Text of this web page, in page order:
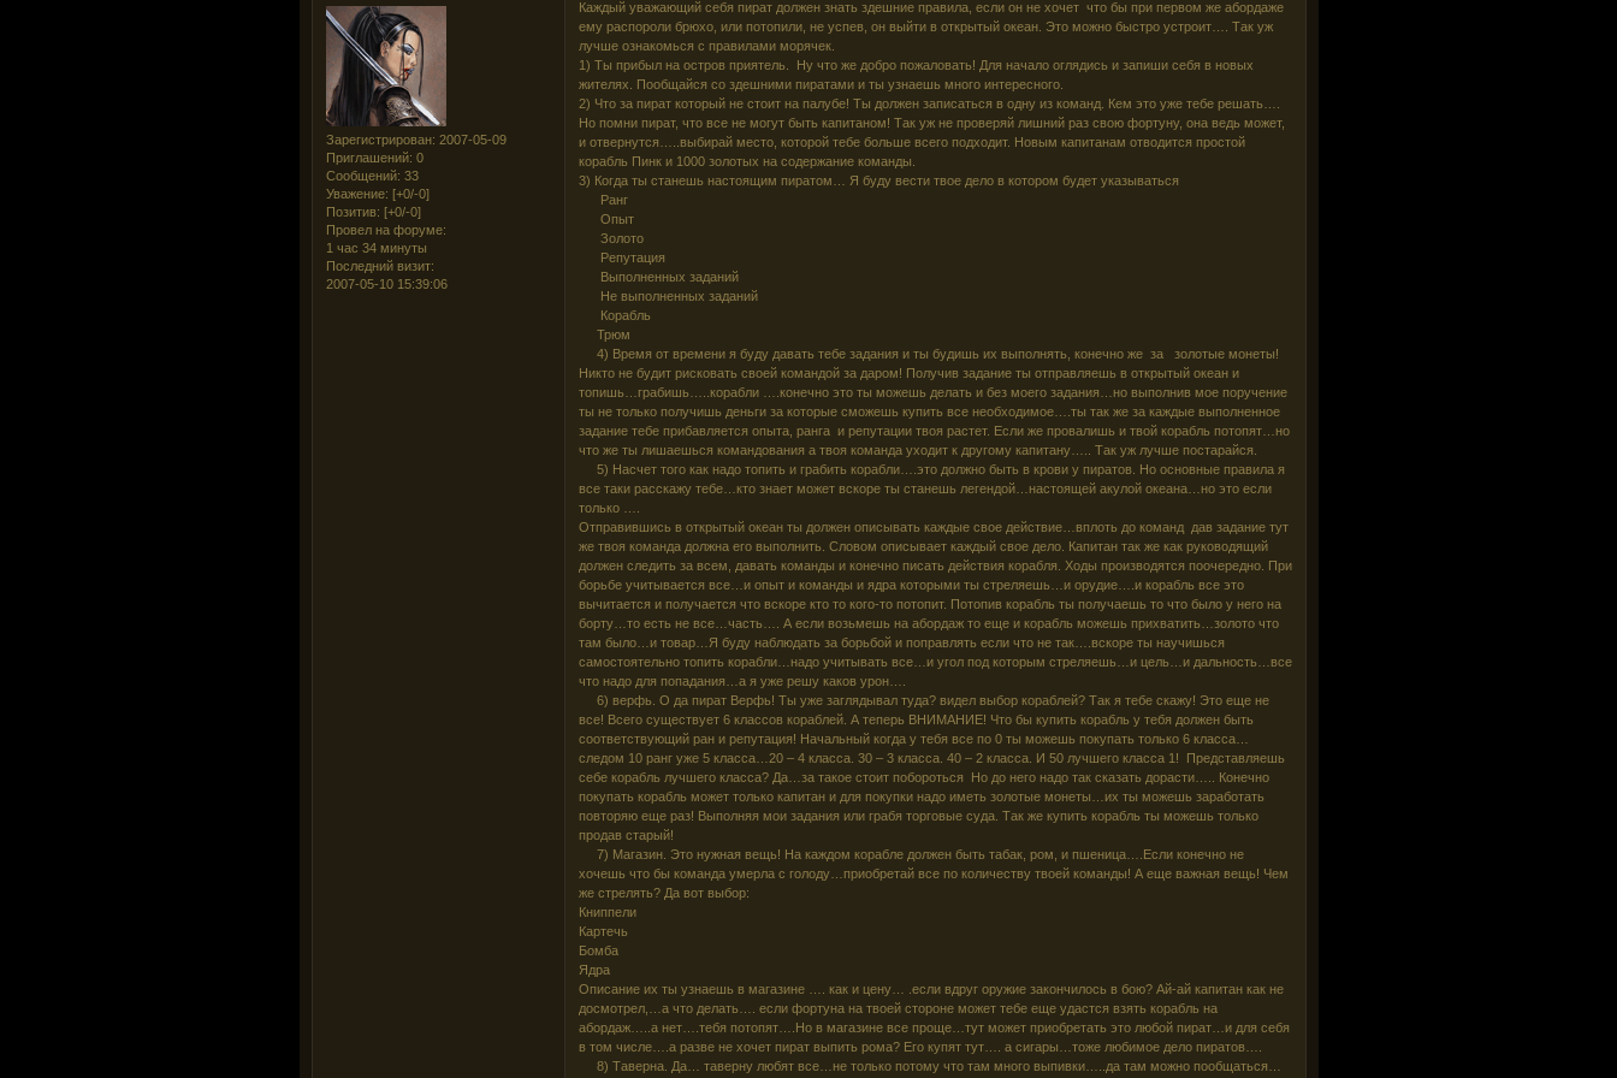
Зарегистрирован: 2007-05-09
Приглашений: 0
Сообщений: 33
Уважение: [+0/-0]
Позитив: [+0/-0]
Провел на форуме:
1 час 34 минуты
Последний визит:
2007-05-10 15:39:06
Каждый уважающий себя пират должен знать здешние правила, если он не хочет что бы при первом же абордаже
ему распороли брюхо, или потопили, не успев, он выйти в открытый океан. Это можно быстро устроит…. Так уж
лучше ознакомься с правилами морячек.
1) Ты прибыл на остров приятель. Ну что же добро пожаловать! Для начало оглядись и запиши себя в новых
жителях. Пообщайся со здешними пиратами и ты узнаешь много интересного.
2) Что за пират который не стоит на палубе! Ты должен записаться в одну из команд. Кем это уже тебе решать….
Но помни пират, что все не могут быть капитаном! Так уж не проверяй лишний раз свою фортуну, она ведь может,
и отвернутся…..выбирай место, которой тебе больше всего подходит. Новым капитанам отводится простой
корабль Пинк и 1000 золотых на содержание команды.
3) Когда ты станешь настоящим пиратом… Я буду вести твое дело в котором будет указываться
Ранг
Опыт
Золото
Репутация
Выполненных заданий
Не выполненных заданий
Корабль
Трюм
4) Время от времени я буду давать тебе задания и ты будишь их выполнять, конечно же за золотые монеты!
Никто не будит рисковать своей командой за даром! Получив задание ты отправляешь в открытый океан и
топишь…грабишь…..корабли ….конечно это ты можешь делать и без моего задания…но выполнив мое поручение
ты не только получишь деньги за которые сможешь купить все необходимое….ты так же за каждые выполненное
задание тебе прибавляется опыта, ранга и репутации твоя растет. Если же провалишь и твой корабль потопят…но
что же ты лишаешься командования а твоя команда уходит к другому капитану….. Так уж лучше постарайся.
5) Насчет того как надо топить и грабить корабли….это должно быть в крови у пиратов. Но основные правила я
все таки расскажу тебе…кто знает может вскоре ты станешь легендой…настоящей акулой океана…но это если
только ….
Отправившись в открытый океан ты должен описывать каждые свое действие…вплоть до команд дав задание тут
же твоя команда должна его выполнить. Словом описывает каждый свое дело. Капитан так же как руководящий
должен следить за всем, давать команды и конечно писать действия корабля. Ходы производятся поочередно. При
борьбе учитывается все…и опыт и команды и ядра которыми ты стреляешь…и орудие….и корабль все это
вычитается и получается что вскоре кто то кого-то потопит. Потопив корабль ты получаешь то что было у него на
борту…то есть не все…часть…. А если возьмешь на абордаж то еще и корабль можешь прихватить…золото что
там было…и товар…Я буду наблюдать за борьбой и поправлять если что не так….вскоре ты научишься
самостоятельно топить корабли…надо учитывать все…и угол под которым стреляешь…и цель…и дальность…все
что надо для попадания…а я уже решу каков урон….
6) верфь. О да пират Верфь! Ты уже заглядывал туда? видел выбор кораблей? Так я тебе скажу! Это еще не
все! Всего существует 6 классов кораблей. А теперь ВНИМАНИЕ! Что бы купить корабль у тебя должен быть
соответствующий ран и репутация! Начальный когда у тебя все по 0 ты можешь покупать только 6 класса…
следом 10 ранг уже 5 класса…20 – 4 класса. 30 – 3 класса. 40 – 2 класса. И 50 лучшего класса 1! Представляешь
себе корабль лучшего класса? Да…за такое стоит побороться Но до него надо так сказать дорасти….. Конечно
покупать корабль может только капитан и для покупки надо иметь золотые монеты…их ты можешь заработать
повторяю еще раз! Выполняя мои задания или грабя торговые суда. Так же купить корабль ты можешь только
продав старый!
7) Магазин. Это нужная вещь! На каждом корабле должен быть табак, ром, и пшеница….Если конечно не
хочешь что бы команда умерла с голоду…приобретай все по количеству твоей команды! А еще важная вещь! Чем
же стрелять? Да вот выбор:
Книппели
Картечь
Бомба
Ядра
Описание их ты узнаешь в магазине …. как и цену… .если вдруг оружие закончилось в бою? Ай-ай капитан как не
досмотрел,…а что делать…. если фортуна на твоей стороне может тебе еще удастся взять корабль на
абордаж…..а нет….тебя потопят….Но в магазине все проще…тут может приобретать это любой пират…и для себя
в том числе….а разве не хочет пират выпить рома? Его купят тут…. а сигары…тоже любимое дело пиратов….
8) Таверна. Да… таверну любят все…не только потому что там много выпивки…..да там можно пообщаться…